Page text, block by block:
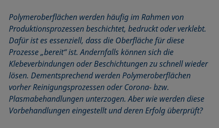
Polymeroberflächen werden häufig im Rahmen von
Produktionsprozessen beschichtet, bedruckt oder verklebt.
Dafür ist es essenziell, dass die Oberfläche für diese
Prozesse „bereit“ ist. Andernfalls können sich die
Klebeverbindungen oder Beschichtungen zu schnell wieder
lösen. Dementsprechend werden Polymeroberflächen
vorher Reinigungsprozessen oder Corona- bzw.
Plasmabehandlungen unterzogen. Aber wie werden diese
Vorbehandlungen eingestellt und deren Erfolg überprüft?